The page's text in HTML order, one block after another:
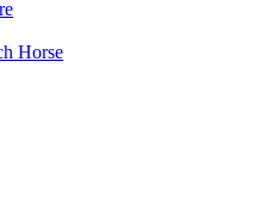
Horse